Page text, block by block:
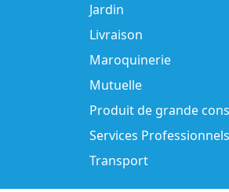
Jardin
Livraison
Maroquinerie
Mutuelle
Produit de grande
Services Professionnels
Transport